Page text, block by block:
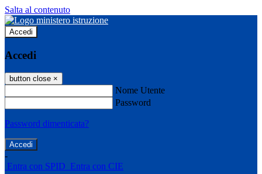
Salta al contenuto
Accedi
Accedi
button close ×
Nome Utente
Password
Password dimenticata?
-
Entra con SPID Entra con CIE